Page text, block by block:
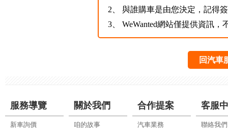
2、
與誰購車是由您決定，記得
3、
WeWanted網站僅提供資訊
回汽車
服務導覽
新車詢價
關於我們
咱的故事
合作提案
汽車業務
客服
聯絡我們